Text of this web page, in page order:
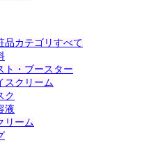
品カテゴリすべて
ト・ブースター
スクリーム
ク
液
リーム